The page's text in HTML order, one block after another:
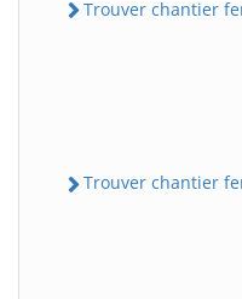
Trouver chantier
Trouver chantier